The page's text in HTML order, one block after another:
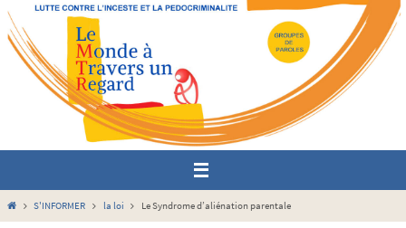
Passer
vers
contenu
HomeS'INFORMER la loi Le Syndrome d’aliénation parentale